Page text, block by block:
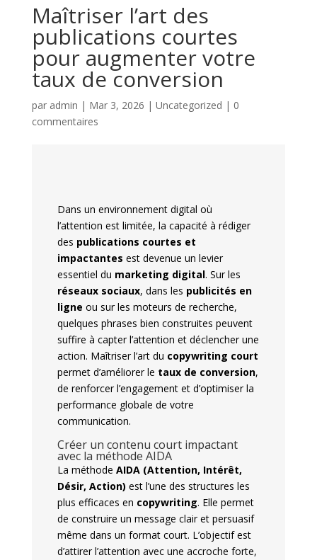
Maîtriser l’art des
publications courtes
pour augmenter votre
taux de conversion
par admin | Mar 3, 2026 | Uncategorized | 0
commentaires
Dans un environnement digital où
l’attention est limitée, la capacité à rédiger
des publications courtes et
impactantes est devenue un levier
essentiel du marketing digital. Sur les
réseaux sociaux, dans les publicités en
ligne ou sur les moteurs de recherche,
quelques phrases bien construites peuvent
suffire à capter l’attention et déclencher une
action. Maîtriser l’art du copywriting court
permet d’améliorer le taux de conversion,
de renforcer l’engagement et d’optimiser la
performance globale de votre
communication.
Créer un contenu court impactant
avec la méthode AIDA
La méthode AIDA (Attention, Intérêt,
Désir, Action) est l’une des structures les
plus efficaces en copywriting. Elle permet
de construire un message clair et persuasif
même dans un format court. L’objectif est
d’attirer l’attention avec une accroche forte,